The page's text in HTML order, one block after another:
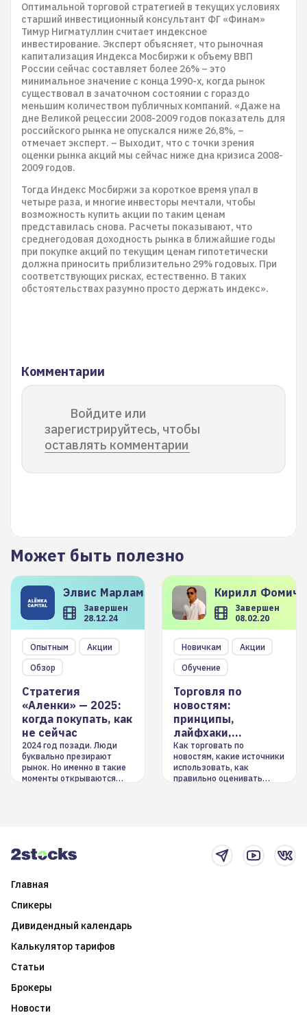
Оптимальной торговой стратегией в текущих условиях
старший инвестиционный консультант ФГ «Финам»
Тимур Нигматуллин считает индексное
инвестирование. Эксперт объясняет, что рыночная
капитализация Индекса Мосбиржи к объему ВВП
России сейчас составляет более 26% – это
минимальное значение с конца 1990-х, когда рынок
существовал в зачаточном состоянии с гораздо
меньшим количеством публичных компаний. «Даже на
дне Великой рецессии 2008-2009 годов показатель для
российского рынка не опускался ниже 26,8%, –
отмечает эксперт. – Выходит, что с точки зрения
оценки рынка акций мы сейчас ниже дна кризиса 2008-
2009 годов.
Тогда Индекс Мосбиржи за короткое время упал в
четыре раза, и многие инвесторы мечтали, чтобы
возможность купить акции по таким ценам
представилась снова. Расчеты показывают, что
среднегодовая доходность рынка в ближайшие годы
при покупке акций по текущим ценам гипотетически
должна приносить приблизительно 29% годовых. При
соответствующих рисках, естественно. В таких
обстоятельствах разумно просто держать индекс».
Комментарии
Войдите или
зарегистрируйтесь, чтобы
оставлять комментарии
Может быть полезно
Элвис Марламов
Завершен
28.12.24
Опытным
Акции
Обзор
Стратегия
«Аленки» — 2025:
когда покупать, как
не сейчас
2024 год позади. Люди
буквально презирают
рынок. Но именно в такие
моменты открываются
Кирилл
Завершен
08.02.20
Новичкам
Акции
Обучение
Торговля по
новостям:
принципы,
лайфхаки,
инструменты
Как торговать по
новостям, какие источники
использовать, как
правильно оценивать
Главная
Спикеры
Дивидендный календарь
Калькулятор тарифов
Статьи
Брокеры
Новости